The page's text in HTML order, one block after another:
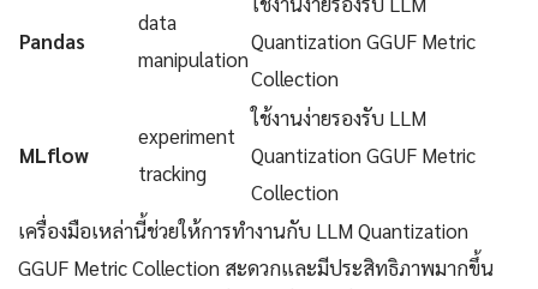
Pandas
data
manipulation
Quantization GGUF Metric
Collection
MLflow
experiment
tracking
ใช้งานง่ายรองรับ LLM
Quantization GGUF Metric
Collection
เครื่องมือเหล่านี้ช่วยให้การทำงานกับ LLM Quantization
GGUF Metric Collection สะดวกและมีประสิทธิภาพมากขึ้น